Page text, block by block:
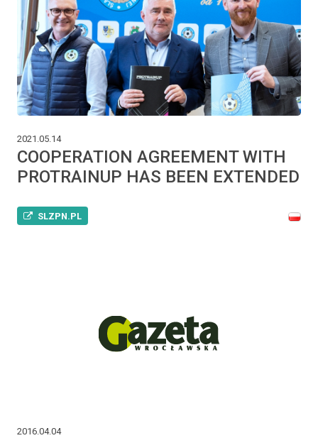
2021.05.14
COOPERATION AGREEMENT WITH
PROTRAINUP HAS BEEN EXTENDED
SLZPN.PL
2016.04.04